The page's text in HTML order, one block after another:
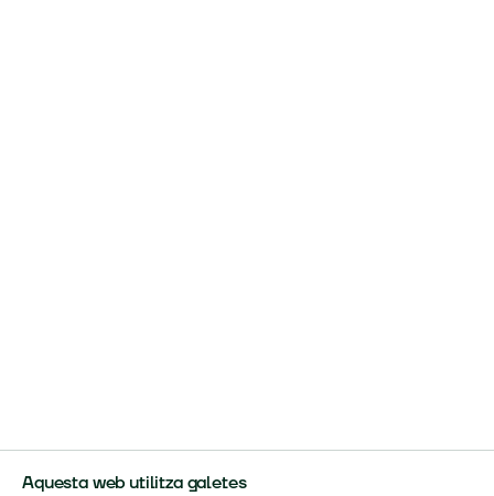
Aquesta web utilitza galetes